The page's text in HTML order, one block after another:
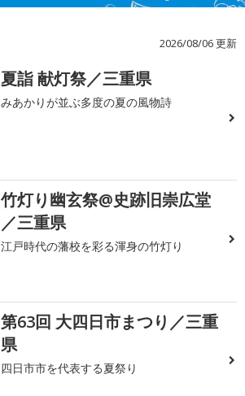
2026/08/06 更新
夏詣 献灯祭／三重県
みあかりが並ぶ多度の夏の風物詩
竹灯り幽玄祭@史跡旧崇広堂
／三重県
江戸時代の藩校を彩る渾身の竹灯り
第63回 大四日市まつり／三重
県
四日市市を代表する夏祭り